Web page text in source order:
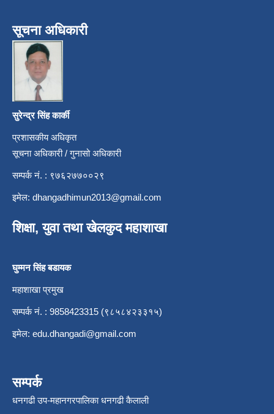
सूचना अधिकारी
सुरेन्द्र सिंह कार्की
प्रशासकीय अधिकृत
सूचना अधिकारी / गुनासो अधिकारी
सम्पर्क नं. : ९७६२७७००२९
इमेल: dhangadhimun2013@gmail.com
शिक्षा, युवा तथा खेलकुद महाशाखा
घुम्मन सिंह बडायक
महाशाखा प्रमुख
सम्पर्क नं. : 9858423315 (९८५८४२३३१५)
इमेल: edu.dhangadi@gmail.com
सम्पर्क
धनगढी उप-महानगरपालिका धनगढी कैलाली